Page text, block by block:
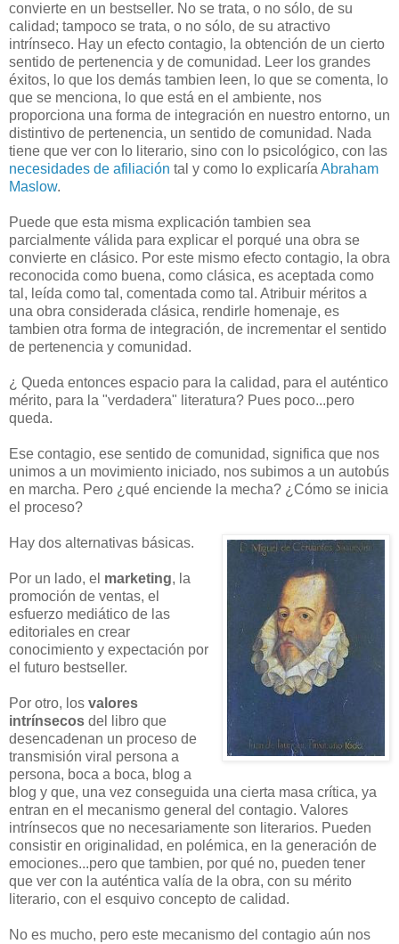
convierte en un bestseller. No se trata, o no sólo, de su
calidad; tampoco se trata, o no sólo, de su atractivo
intrínseco. Hay un efecto contagio, la obtención de un cierto
sentido de pertenencia y de comunidad. Leer los grandes
éxitos, lo que los demás tambien leen, lo que se comenta, lo
que se menciona, lo que está en el ambiente, nos
proporciona una forma de integración en nuestro entorno, un
distintivo de pertenencia, un sentido de comunidad. Nada
tiene que ver con lo literario, sino con lo psicológico, con las
necesidades de afiliación tal y como lo explicaríaAbraham
Maslow.
Puede que esta misma explicación tambien sea
parcialmente válida para explicar el porqué una obra se
convierte en clásico. Por este mismo efecto contagio, la obra
reconocida como buena, como clásica, es aceptada como
tal, leída como tal, comentada como tal. Atribuir méritos a
una obra considerada clásica, rendirle homenaje, es
tambien otra forma de integración, de incrementar el sentido
de pertenencia y comunidad.
¿ Queda entonces espacio para la calidad, para el auténtico
mérito, para la "verdadera" literatura? Pues poco...pero
queda.
Ese contagio, ese sentido de comunidad, significa que nos
unimos a un movimiento iniciado, nos subimos a un autobús
en marcha. Pero ¿qué enciende la mecha? ¿Cómo se inicia
el proceso?
Hay dos alternativas básicas.
Por un lado, el marketing, la
promoción de ventas, el
esfuerzo mediático de las
editoriales en crear
conocimiento y expectación por
el futuro bestseller.
Por otro, los valores
intrínsecos del libro que
desencadenan un proceso de
transmisión viral persona a
persona, boca a boca, blog a
blog y que, una vez conseguida una cierta masa crítica, ya
entran en el mecanismo general del contagio. Valores
intrínsecos que no necesariamente son literarios. Pueden
consistir en originalidad, en polémica, en la generación de
emociones...pero que tambien, por qué no, pueden tener
que ver con la auténtica valía de la obra, con su mérito
literario, con el esquivo concepto de calidad.
No es mucho, pero este mecanismo del contagio aún nos